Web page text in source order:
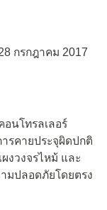
กรกฎาคม 2017
อนโทรลเลอร์
ารคายประจุผิดปกติ
งวงจรไหม้ และ
มปลอดภัยโดยตรง